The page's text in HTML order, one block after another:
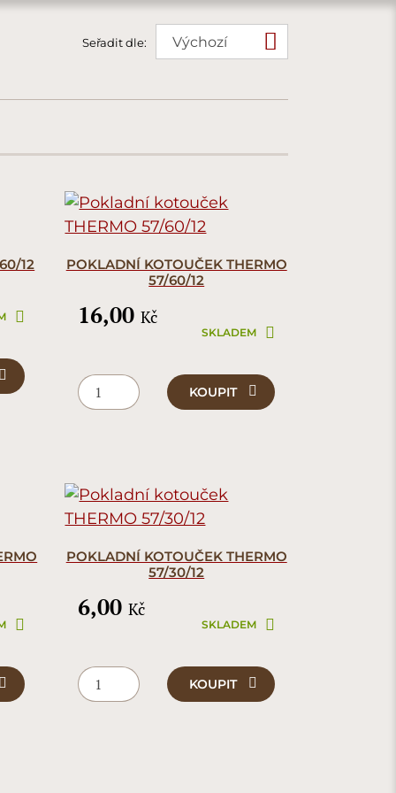
Seřadit dle:
12
POKLADNÍ KOTOUČEK THERMO
57/60/12
16,00Kč
SKLADEM
KOUPIT
POKLADNÍ KOTOUČEK THERMO
57/30/12
6,00Kč
SKLADEM
KOUPIT